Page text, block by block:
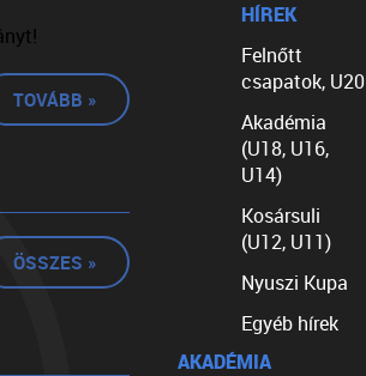
TOVÁBB »
ÖSSZES »
HÍREK
Felnőtt
csapatok, U20
Akadémia
(U18, U16,
U14)
Kosársuli
(U12, U11)
Nyuszi Kupa
Egyéb hírek
AKADÉMIA